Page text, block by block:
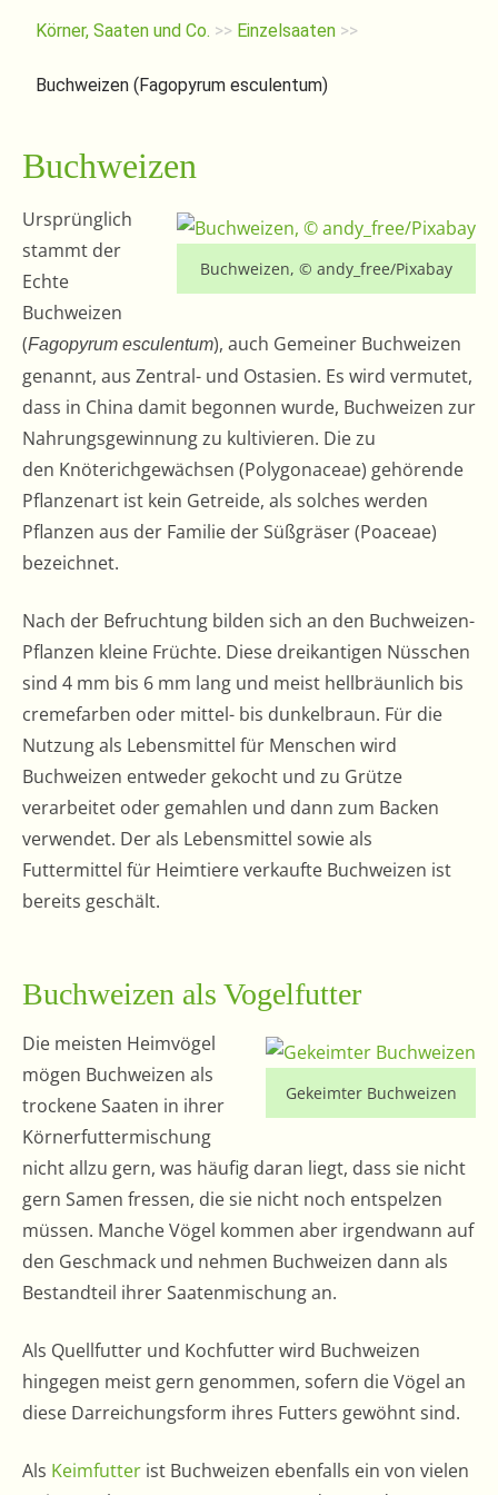
Körner, Saaten und Co. >> Einzelsaaten >>
Buchweizen (Fagopyrum esculentum)
Buchweizen
Buchweizen, © andy_free/Pixabay
Ursprünglich
stammt der
Echte
Buchweizen
(Fagopyrum esculentum), auch Gemeiner Buchweizen
genannt, aus Zentral- und Ostasien. Es wird vermutet,
dass in China damit begonnen wurde, Buchweizen zur
Nahrungsgewinnung zu kultivieren. Die zu
den Knöterichgewächsen (Polygonaceae) gehörende
Pflanzenart ist kein Getreide, als solches werden
Pflanzen aus der Familie der Süßgräser (Poaceae)
bezeichnet.
Nach der Befruchtung bilden sich an den Buchweizen-
Pflanzen kleine Früchte. Diese dreikantigen Nüsschen
sind 4 mm bis 6 mm lang und meist hellbräunlich bis
cremefarben oder mittel- bis dunkelbraun. Für die
Nutzung als Lebensmittel für Menschen wird
Buchweizen entweder gekocht und zu Grütze
verarbeitet oder gemahlen und dann zum Backen
verwendet. Der als Lebensmittel sowie als
Futtermittel für Heimtiere verkaufte Buchweizen ist
bereits geschält.
Buchweizen als Vogelfutter
Gekeimter Buchweizen
Die meisten Heimvögel
mögen Buchweizen als
trockene Saaten in ihrer
Körnerfuttermischung
nicht allzu gern, was häufig daran liegt, dass sie nicht
gern Samen fressen, die sie nicht noch entspelzen
müssen. Manche Vögel kommen aber irgendwann auf
den Geschmack und nehmen Buchweizen dann als
Bestandteil ihrer Saatenmischung an.
Als Quellfutter und Kochfutter wird Buchweizen
hingegen meist gern genommen, sofern die Vögel an
diese Darreichungsform ihres Futters gewöhnt sind.
Als Keimfutter ist Buchweizen ebenfalls ein von vielen